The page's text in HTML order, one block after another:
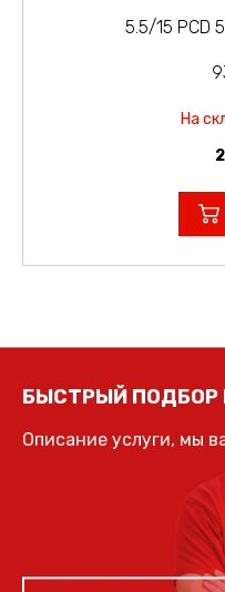
5.5/15 PCD
На
БЫСТРЫЙ ПОДБОР
Описание услуги, мы